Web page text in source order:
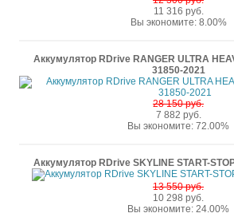
11 316 руб.
Вы экономите: 8.00%
Аккумулятор RDrive RANGER ULTRA
31850-2021
28 150 руб.
7 882 руб.
Вы экономите: 72.00%
Аккумулятор RDrive SKYLINE START-
13 550 руб.
10 298 руб.
Вы экономите: 24.00%